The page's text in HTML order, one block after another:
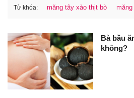
Từ khóa: măng tây xào thịt bò
Bà bầu
không?